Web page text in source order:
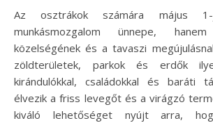
Az osztrákok számára május
munkásmozgalom ünnepe,
közelségének és a tavaszi
zöldterületek, parkok és erdők
kirándulókkal, családokkal és baráti
élvezik a friss levegőt és a virágzó
kiváló lehetőséget nyújt arra,